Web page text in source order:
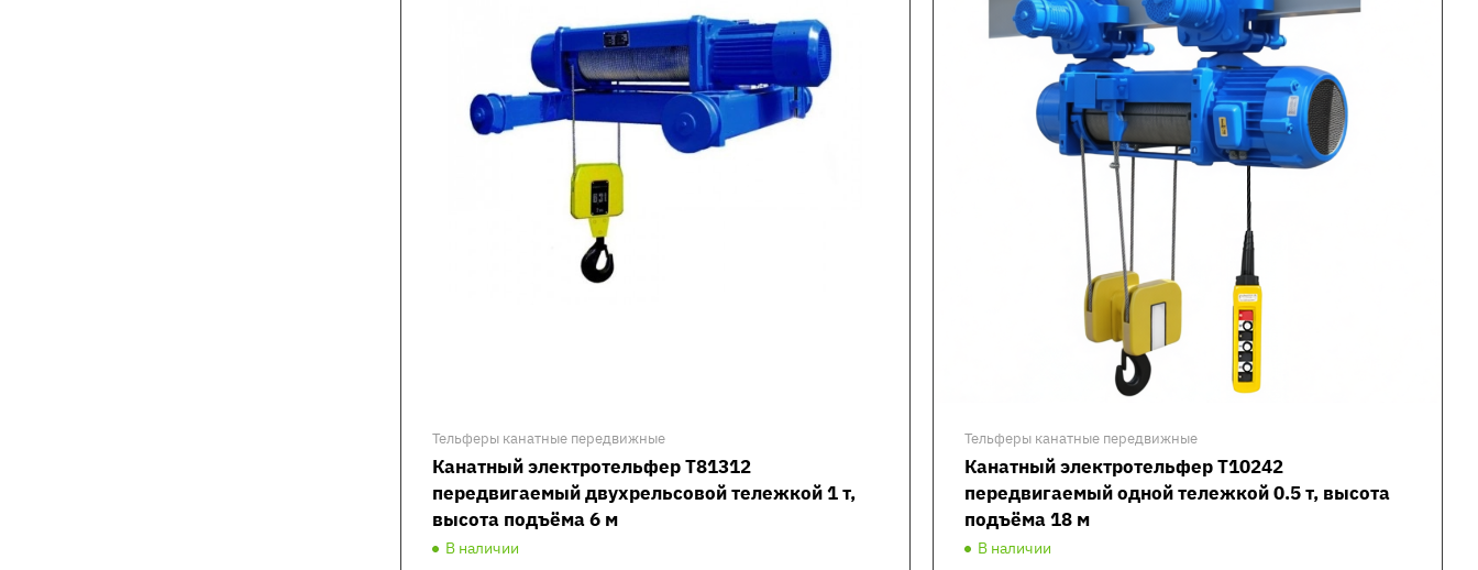
Тельферы канатные передвижные
Канатный электротельфер Т81312
передвигаемый двухрельсовой тележкой 1 т,
высота подъёма 6 м
В наличии
Тельферы канатные передвижные
Канатный электротельфер Т10242
передвигаемый одной тележкой 0.5 т, высота
подъёма 18 м
В наличии